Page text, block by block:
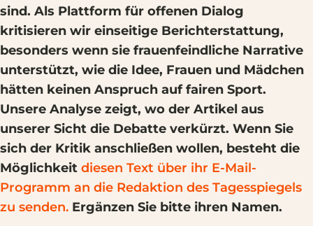
sind. Als Plattform für offenen Dialog
kritisieren wir einseitige Berichterstattung,
besonders wenn sie frauenfeindliche Narrative
unterstützt, wie die Idee, Frauen und Mädchen
hätten keinen Anspruch auf fairen Sport.
Unsere Analyse zeigt, wo der Artikel aus
unserer Sicht die Debatte verkürzt. Wenn Sie
sich der Kritik anschließen wollen, besteht die
Möglichkeit diesen Text über ihr E-Mail-
Programm an die Redaktion des Tagesspiegels
zu senden. Ergänzen Sie bitte ihren Namen.